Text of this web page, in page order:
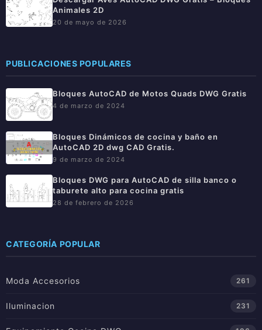
Animales 2D
20 de mayo de 2026
PUBLICACIONES POPULARES
Bloques AutoCAD de Motos Quads DWG Gratis
4 de marzo de 2024
Bloques Dinámicos de cocina y baño en
AutoCAD 2D dwg CAD Gratis.
9 de marzo de 2024
Bloques DWG para AutoCAD de silla banco o
taburete alto para cocina gratis
28 de febrero de 2026
CATEGORÍA POPULAR
Moda Accesorios 261
Iluminacion 231